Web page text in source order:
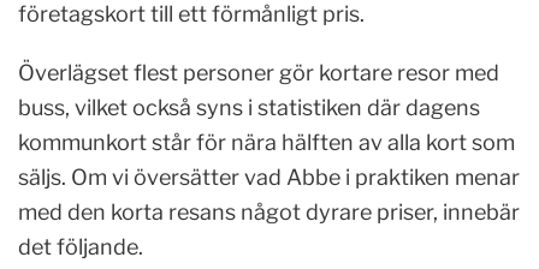
företagskort till ett förmånligt pris.
Överlägset flest personer gör kortare resor med
buss, vilket också syns i statistiken där dagens
kommunkort står för nära hälften av alla kort som
säljs. Om vi översätter vad Abbe i praktiken menar
med den korta resans något dyrare priser, innebär
det följande.